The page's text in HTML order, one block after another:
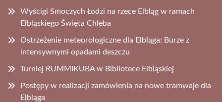
Wyścigi Smoczych Łodzi na rzece Elbląg w ramach
Elbląskiego Święta Chleba
Ostrzeżenie meteorologiczne dla Elbląga: Burze z
intensywnymi opadami deszczu
Turniej RUMMIKUBA w Bibliotece Elbląskiej
Postępy w realizacji zamówienia na nowe tramwaje dla
Elbląga